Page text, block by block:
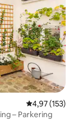
4,97 av 5 i
4,97 (153)
– Parkering